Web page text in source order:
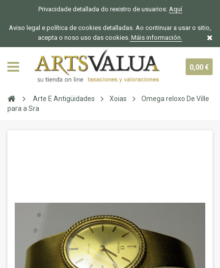
Privacidade detallada do rexistro de usuarios: Aquí
Aviso legal e política de cookies detalladas. Ao continuar a usar o sitio,
acepta o noso uso das cookies. Máis información.
0,00 €
Arte E Antigüidades Xoias
Omega reloxo De Ville
para a Sra